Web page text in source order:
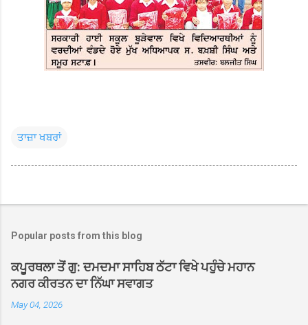
ਤਾਜ਼ਾ ਖਬਰਾਂ
Popular posts from this blog
ਕਪੂਰਥਲਾ ਤੋਂ ਗੁ: ਦਮਦਮਾ ਸਾਹਿਬ ਠੱਟਾ ਵਿਖੇ ਪਹੁੰਚੇ ਮਹਾਨ
ਨਗਰ ਕੀਰਤਨ ਦਾ ਨਿੱਘਾ ਸਵਾਗਤ
May 04, 2026